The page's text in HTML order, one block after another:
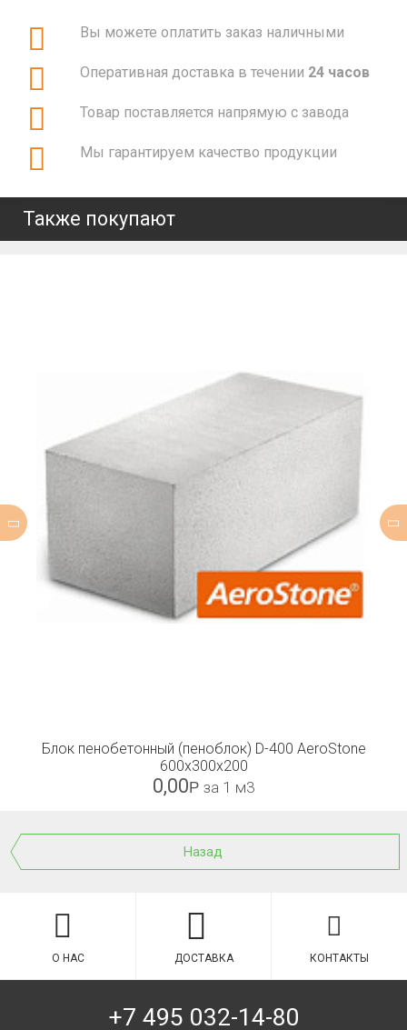
Вы можете оплатить заказ наличными
Оперативная доставка в течении 24 часов
Товар поставляется напрямую с завода
Мы гарантируем качество продукции
Также покупают
Блок пенобетонный (пеноблок) D-400 AeroStone
600x300x200
0,00Р за 1 м3
Назад
О НАС ДОСТАВКА КОНТАКТЫ
+7 495 032-14-80